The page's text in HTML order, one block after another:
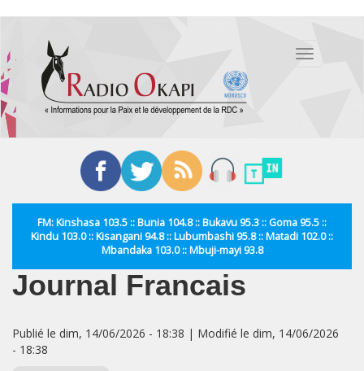
contenu
principal
Toggle
FM: Kinshasa 103.5 :: Bunia 104.8 :: Bukavu 95.3 :: Goma 95.5 ::
Kindu 103.0 :: Kisangani 94.8 :: Lubumbashi 95.8 :: Matadi 102.0 ::
Mbandaka 103.0 :: Mbuji-mayi 93.8
Journal Francais
Publié le dim, 14/06/2026 - 18:38 | Modifié le dim, 14/06/2026
- 18:38